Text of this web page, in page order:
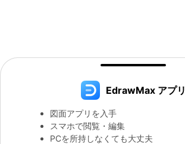
EdrawMax アプリ
図面アプリを入手
スマホで閲覧・編集
PCを所持しなくても大丈夫